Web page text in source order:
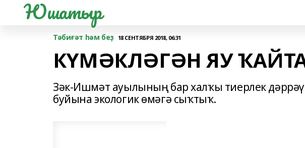
Юшатыр
Тәбиғәт һәм беҙ 18 СЕНТЯБРЯ 2018, 06:31
КҮМӘКЛӘГӘН ЯУ
Зәк-Ишмәт ауылының бар халҡы тиерлек
буйына экологик өмәгә сыҡтыҡ.